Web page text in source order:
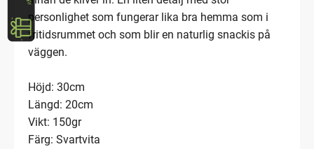
personlighet som fungerar lika bra hemma som i
fritidsrummet och som blir en naturlig snackis på
väggen.
Höjd: 30cm
Längd: 20cm
Vikt: 150gr
Färg: Svartvita